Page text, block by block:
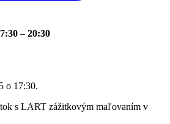
– 20:30
o 17:30.
s LART zážitkovým maľovaním v